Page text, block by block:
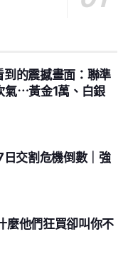
的震撼畫面：聯準
氣⋯黃金1萬、白銀
交割危機倒數｜強
麼他們狂買卻叫你不